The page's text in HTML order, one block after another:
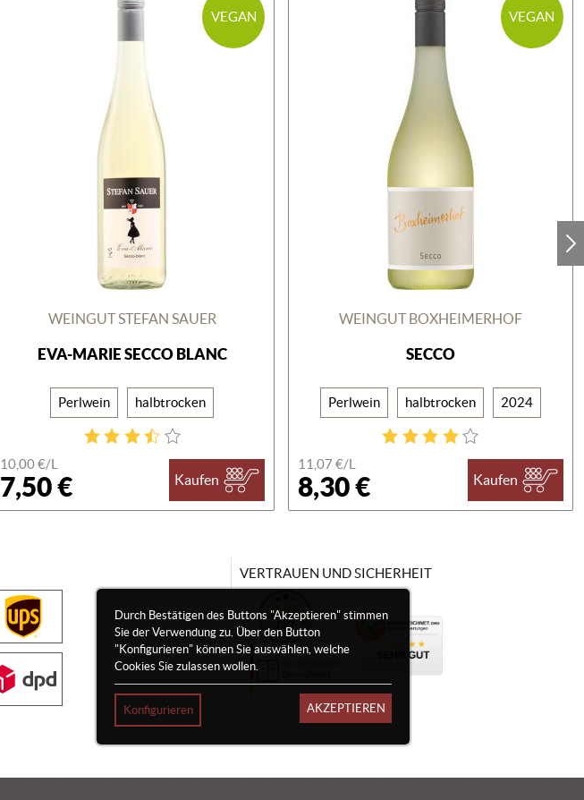
VEGAN
WEINGUT STEFAN SAUER
EVA-MARIE SECCO BLANC
Perlwein halbtrocken
10,00 €/L
7,50 € Kaufen
VEGAN
WEINGUT BOXHEIMERHOF
SECCO
Perlwein halbtrocken 2024
11,07 €/L
8,30 € Kaufen
Durch Bestätigen des Buttons "Akzeptieren" stimmen
Sie der Verwendung zu. Über den Button
"Konfigurieren" können Sie auswählen, welche
Cookies Sie zulassen wollen.
Konfigurieren AKZEPTIEREN
VERTRAUEN UND SICHERHEIT